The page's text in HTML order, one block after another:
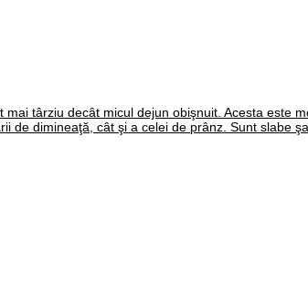
târziu decât micul dejun obişnuit. Acesta este
dimineaţă, cât şi a celei de prânz. Sunt slabe